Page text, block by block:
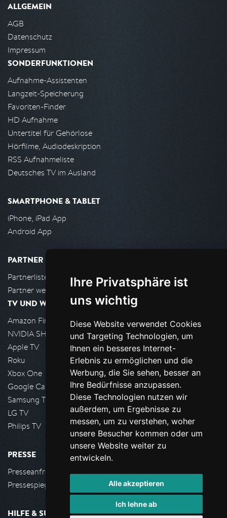
Ihre Privatsphäre ist
uns wichtig
Diese Website verwendet Cookies
und Targeting Technologien, um
Ihnen ein besseres Internet-
Erlebnis zu ermöglichen und die
Werbung, die Sie sehen, besser an
Ihre Bedürfnisse anzupassen.
Diese Technologien nutzen wir
außerdem, um Ergebnisse zu
messen, um zu verstehen, woher
unsere Besucher kommen oder um
unsere Website weiter zu
entwickeln.
Alle akzeptieren
Ich lehne ab
ALLGEMEIN
AGB
Datenschutz
Impressum
SONDERFUNKTIONEN
Aufnahme-Assistenten
Langzeit-Speicherung
Favoriten-Finder
HD Aufnahme
Untertitel für Gehörlose
Hörfilme, Audiodeskription
RSS Aufnahmeliste
Deutsches TV im Ausland
SMARTPHONE & TABLET
iPhone, iPad App
Android App
PARTNER
Partnerliste
Partner werden
TV UND WOHNZIMMER
Amazon FireTV
NVIDIA SHIELD, Google TV
Apple TV
Roku
Xbox One
Google Cast
Samsung TV
LG TV
Philips TV
PRESSE
Presseanfrage stellen
Pressespiegel
HILFE & SUPPORT